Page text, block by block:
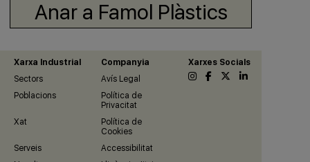
Anar a Famol Plàstics
Xarxa Industrial Companyia
Xarxes Socials
Sectors
Avís Legal
Poblacions
Política de
Privacitat
Xat
Política de
Cookies
Serveis
Accessibilitat